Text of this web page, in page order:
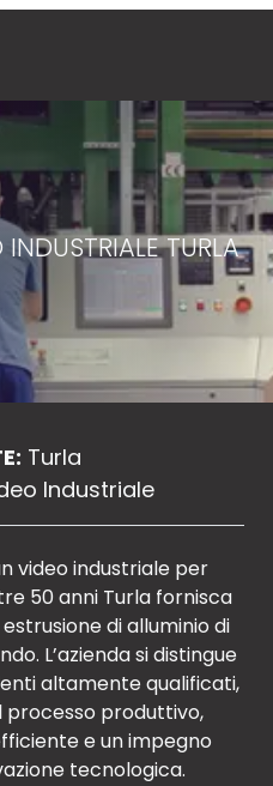
TURLA
Turla
Industriale
video industriale per
50 anni Turla fornisca
di alluminio di
L’azienda si distingue
altamente qualificati,
produttivo,
e un impegno
tecnologica.